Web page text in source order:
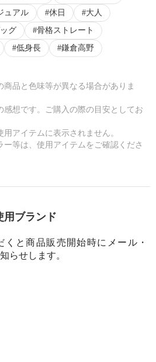
ュアル 休日
大人
グ
骨格ストレート
低身長 鎌倉高野
品と色味等が異なる場合がありま
想です。ご購入の際の目安としてお
アイテムに表示されません。
等は、使用アイテムをご確認くださ
用ブランド
くと商品販売開始時にメール・
らせします。